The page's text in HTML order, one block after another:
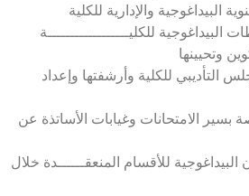
والإدارية للكلية
للكليــــــــــــــــــة
وتحيينها
للكلية وأرشفتها وإعداد
الامتحانات وغيابات الأساتذة عن
للأقسام المنعقــــــدة خلال